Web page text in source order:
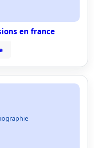
en france